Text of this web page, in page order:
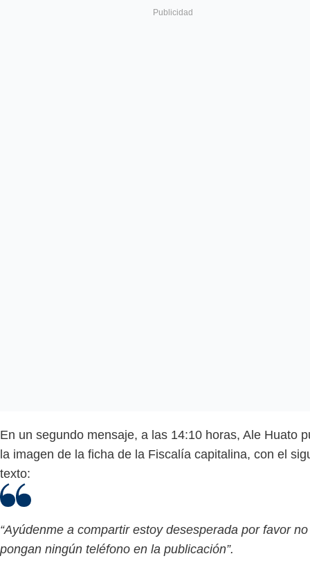
En un segundo mensaje, a las 14:10 horas, Ale Huato
la imagen de la ficha de la Fiscalía capitalina, con el
texto:
“Ayúdenme a compartir estoy desesperada por favor no
pongan ningún teléfono en la publicación”.